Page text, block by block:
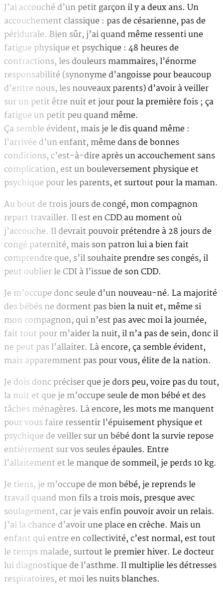
J’ai accouché d’un petit garçon il y a deux ans. Un
accouchement classique : pas de césarienne, pas de
péridurale. Bien sûr, j’ai quand même ressenti une
fatigue physique et psychique : 48 heures de
contractions, les douleurs mammaires, l’énorme
responsabilité (synonyme d’angoisse pour beaucoup
d’entre nous, les nouveaux parents) d’avoir à veiller
sur un petit être nuit et jour pour la première fois ; ça
fatigue un petit peu quand même.
Ça semble évident, mais je le dis quand même :
l’arrivée d’un enfant, même dans de bonnes
conditions, c’est-à-dire après un accouchement sans
complication, est un bouleversement physique et
psychique pour les parents, et surtout pour la maman.
Au bout de trois jours de congé, mon compagnon
repart travailler. Il est en CDD au moment où
j’accouche. Il devrait pouvoir prétendre à 28 jours de
congé paternité, mais son patron lui a bien fait
comprendre que, s’il souhaite prendre ses congés, il
peut oublier le CDI à l’issue de son CDD.
Je m’occupe donc seule d’un nouveau-né. La majorité
des bébés ne dorment pas bien la nuit et, même si
mon compagnon, qui n’est pas avec moi la journée,
fait tout pour m’aider la nuit, il n’a pas de sein, donc il
ne peut pas l’allaiter. Là encore, ça semble évident,
mais apparemment pas pour vous, élite de la nation.
Je dois donc préciser que je dors peu, voire pas du tout,
la nuit et que je m’occupe seule de mon bébé et des
tâches ménagères. Là encore, les mots me manquent
pour vous faire ressentir l’épuisement physique et
psychique de veiller sur un bébé dont la survie repose
entièrement sur vos seules épaules. Entre
l’allaitement et le manque de sommeil, je perds 10 kg.
Je tiens, je m’occupe de mon bébé, je reprends le
travail quand mon fils a trois mois, presque avec
soulagement, car je vais enfin pouvoir avoir un relais.
J’ai la chance d’avoir une place en crèche. Mais un
enfant qui entre en collectivité, c’est normal, est tout
le temps malade, surtout le premier hiver. Le docteur
lui diagnostique de l’asthme. Il multiplie les détresses
respiratoires, et moi les nuits blanches.